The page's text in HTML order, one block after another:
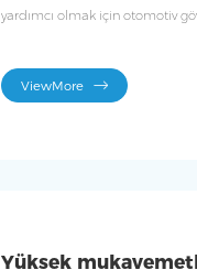
yardımcı olmak için otomotiv
ViewMore
Yüksek